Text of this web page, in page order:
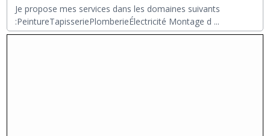
Je propose mes services dans les domaines suivants
:PeintureTapisseriePlomberieÉlectricité Montage d ...